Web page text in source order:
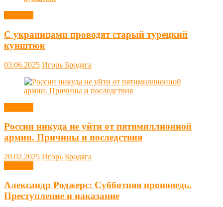
С украинцами проводят старый турецкий
кунштюк
03.06.2025 Игорь Бродяга
России никуда не уйти от пятимиллионной
армии. Причины и последствия
20.02.2025 Игорь Бродяга
Александр Роджерс: Субботняя проповедь.
Преступление и наказание